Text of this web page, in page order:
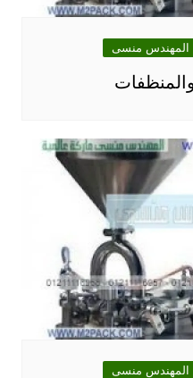
المهندس منسى
المهندس منسى